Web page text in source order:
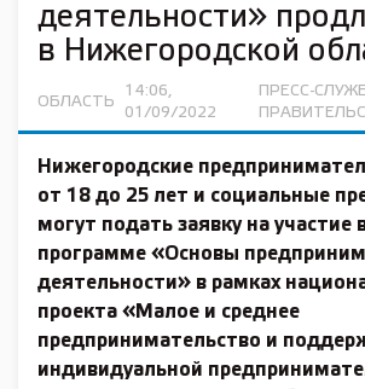
деятельности»
в Нижегородской
ОБЛАСТЬ
14:06,
01/09/2022
ПРЕСС-
Нижегородские
от 18 до 25 лет и социальные
могут подать заявку на
программе «Основы
деятельности» в рамках
проекта «Малое и среднее
предпринимательство и
индивидуальной